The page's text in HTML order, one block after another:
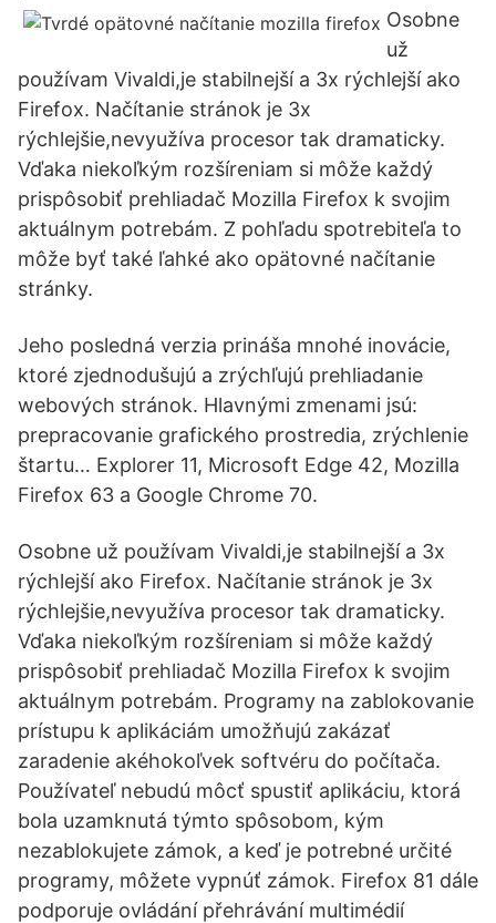
Osobne
už
používam Vivaldi,je stabilnejší a 3x rýchlejší ako
Firefox. Načítanie stránok je 3x
rýchlejšie,nevyužíva procesor tak dramaticky.
Vďaka niekoľkým rozšíreniam si môže každý
prispôsobiť prehliadač Mozilla Firefox k svojim
aktuálnym potrebám. Z pohľadu spotrebiteľa to
môže byť také ľahké ako opätovné načítanie
stránky.
Jeho posledná verzia prináša mnohé inovácie,
ktoré zjednodušujú a zrýchľujú prehliadanie
webových stránok. Hlavnými zmenami jsú:
prepracovanie grafického prostredia, zrýchlenie
štartu… Explorer 11, Microsoft Edge 42, Mozilla
Firefox 63 a Google Chrome 70.
Osobne už používam Vivaldi,je stabilnejší a 3x
rýchlejší ako Firefox. Načítanie stránok je 3x
rýchlejšie,nevyužíva procesor tak dramaticky.
Vďaka niekoľkým rozšíreniam si môže každý
prispôsobiť prehliadač Mozilla Firefox k svojim
aktuálnym potrebám. Programy na zablokovanie
prístupu k aplikáciám umožňujú zakázať
zaradenie akéhokoľvek softvéru do počítača.
Používateľ nebudú môcť spustiť aplikáciu, ktorá
bola uzamknutá týmto spôsobom, kým
nezablokujete zámok, a keď je potrebné určité
programy, môžete vypnúť zámok. Firefox 81 dále
podporuje ovládání přehrávání multimédií